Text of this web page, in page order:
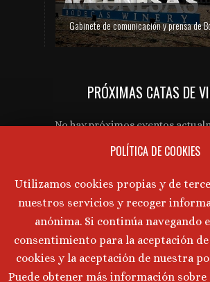
PRÓXIMAS CATAS DE
No hay próximos eventos
AVISO LEGAL
Aviso Legal Política de
Política de Cookies
POLÍTICA DE COOKIES
Utilizamos cookies propias y de
nuestros servicios y recoger
anónima. Si continúa navegando
consentimiento para la aceptación
cookies y la aceptación de nuestra
Puede obtener más información sobre